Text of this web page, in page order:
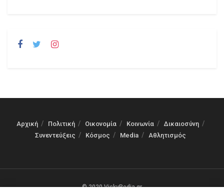
Αρχική Πολιτική Οικονομία Κοινωνία
Δικαιοσύνη
Συνεντεύξεις
Κόσμος Media Αθλητισμός
© 2020 VickyPedia.gr